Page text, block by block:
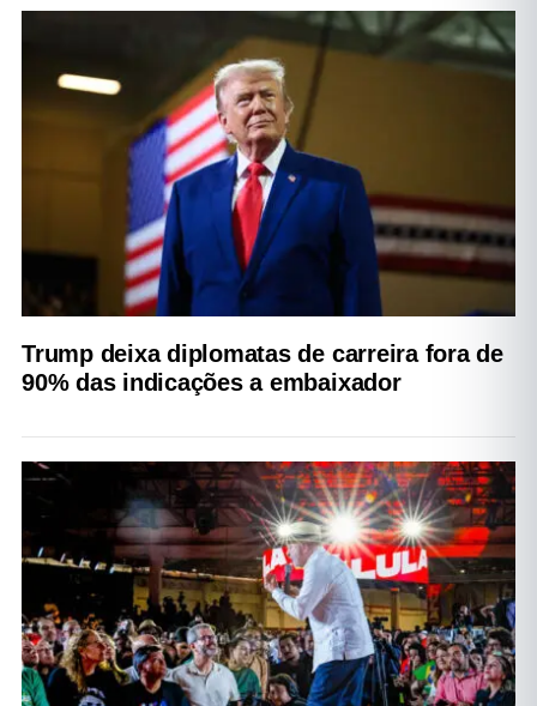
Trump deixa diplomatas de carreira fora de
90% das indicações a embaixador